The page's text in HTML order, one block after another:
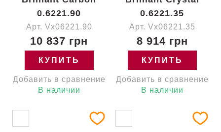
0.6221.90
Арт. Vx06221.90
10 837 грн
КУПИТЬ
Добавить в сравнение
В наличии
0.6221.35
Арт. Vx06221.35
8 914 грн
КУПИТЬ
Добавить в сравнение
В наличии